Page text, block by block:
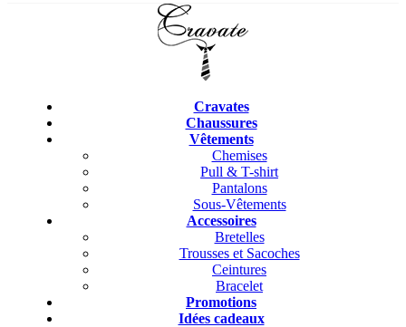
Cravates
Chaussures
Vêtements
Chemises
Pull & T-shirt
Pantalons
Sous-Vêtements
Accessoires
Bretelles
Trousses et Sacoches
Ceintures
Bracelet
Promotions
Idées cadeaux